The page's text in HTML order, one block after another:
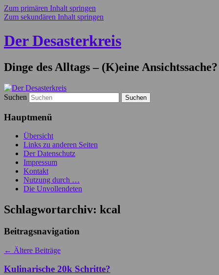
Zum primären Inhalt springen
Zum sekundären Inhalt springen
Der Desasterkreis
Dinge des Alltags – (K)eine Ansichtssache?
Suchen
Hauptmenü
Übersicht
Links zu anderen Seiten
Der Datenschutz
Impressum
Kontakt
Nutzung durch …
Die Unvollendeten
Schlagwortarchiv: kcal
Beitragsnavigation
← Ältere Beiträge
Kulinarische 20k Schritte?